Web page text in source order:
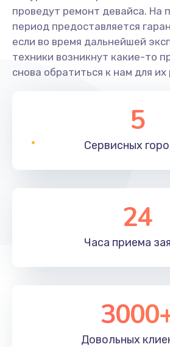
проведут ремонт девайса. На
период предоставляется
если во время дальнейшей
техники возникнут какие-то
снова обратиться к нам для
5
Сервисных
24
Часа приема
Довольных